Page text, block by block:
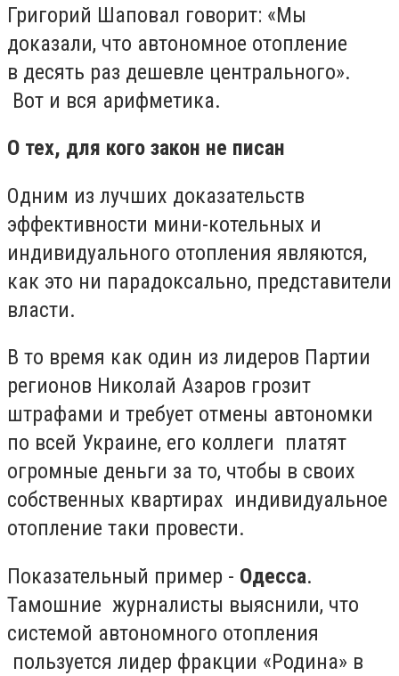
Григорий Шаповал говорит: «Мы
доказали, что автономное отопление
в десять раз дешевле центрального».
Вот и вся арифметика.
О тех, для кого закон не писан
Одним из лучших доказательств
эффективности мини-котельных и
индивидуального отопления являются,
как это ни парадоксально, представители
власти.
В то время как один из лидеров Партии
регионов Николай Азаров грозит
штрафами и требует отмены автономки
по всей Украине, его коллеги платят
огромные деньги за то, чтобы в своих
собственных квартирах индивидуальное
отопление таки провести.
Показательный пример - Одесса.
Тамошние журналисты выяснили, что
системой автономного отопления
пользуется лидер фракции «Родина» в